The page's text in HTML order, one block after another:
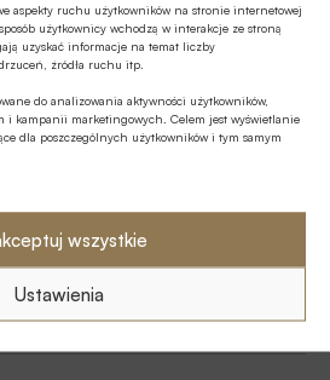
aspekty ruchu użytkowników na stronie internetowej
użytkownicy wchodzą w interakcje ze stroną
uzyskać informacje na temat liczby
źródła ruchu itp.
do analizowania aktywności użytkowników,
i kampanii marketingowych. Celem jest wyświetlanie
dla poszczególnych użytkowników i tym samym
wszystkie
Ustawienia